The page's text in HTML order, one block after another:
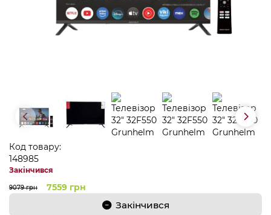
Код товару:
148985
Закінчився
9079 грн 7559 грн
Закінчився